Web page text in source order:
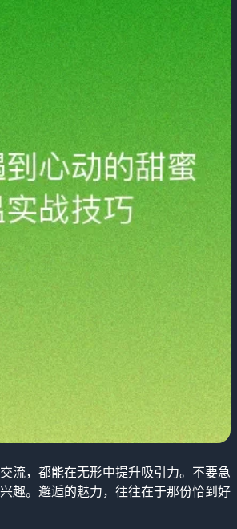
流，都能在无形中提升吸引力。不要急
趣。邂逅的魅力，往往在于那份恰到好